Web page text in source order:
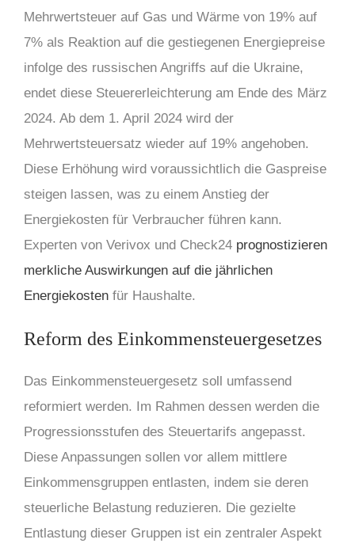
Mehrwertsteuer auf Gas und Wärme von 19% auf
7% als Reaktion auf die gestiegenen Energiepreise
infolge des russischen Angriffs auf die Ukraine,
endet diese Steuererleichterung am Ende des März
2024. Ab dem 1. April 2024 wird der
Mehrwertsteuersatz wieder auf 19% angehoben.
Diese Erhöhung wird voraussichtlich die Gaspreise
steigen lassen, was zu einem Anstieg der
Energiekosten für Verbraucher führen kann.
Experten von Verivox und Check24 prognostizieren
merkliche Auswirkungen auf die jährlichen
Energiekosten für Haushalte.
Reform des Einkommensteuergesetzes
Das Einkommensteuergesetz soll umfassend
reformiert werden. Im Rahmen dessen werden die
Progressionsstufen des Steuertarifs angepasst.
Diese Anpassungen sollen vor allem mittlere
Einkommensgruppen entlasten, indem sie deren
steuerliche Belastung reduzieren. Die gezielte
Entlastung dieser Gruppen ist ein zentraler Aspekt